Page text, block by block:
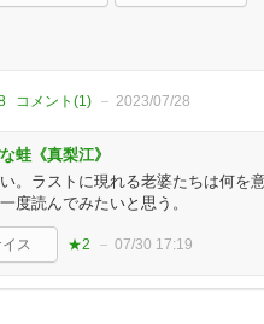
コメント(1) 2023/07/28
蛙《真梨江》
。ラストに現れる老婆たちは何を
度読んでみたいと思う。
ス ★2 07/30 17:19